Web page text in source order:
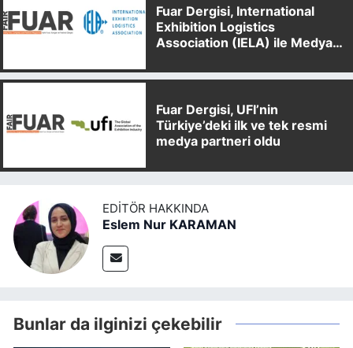
Fuar Dergisi, International
Exhibition Logistics
Association (IELA) ile Medya
Fuar Dergisi, UFI’nin
Türkiye’deki ilk ve tek resmi
medya partneri oldu
EDITÖR HAKKINDA
Eslem Nur KARAMAN
Bunlar da ilginizi çekebilir